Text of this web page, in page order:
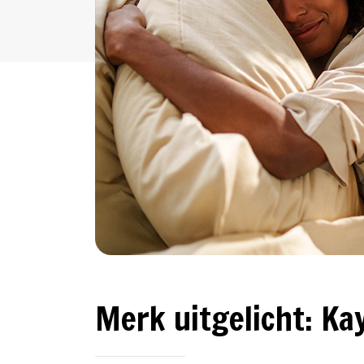
Merk uitgelicht: